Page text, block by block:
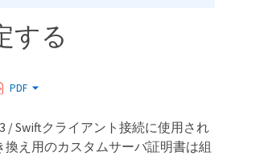
する
PDF
/ Swiftクライアント接続に使用され
え用のカスタムサーバ証明書は組